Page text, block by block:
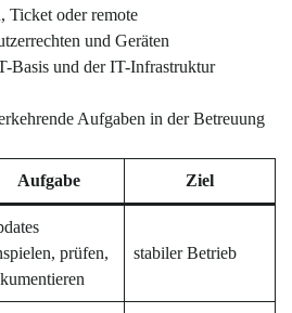
Ticket oder remote
und Geräten
Basis und der IT-Infrastruktur
Aufgaben in der Betreuung
Aufgabe Ziel
prüfen,
stabiler Betrieb